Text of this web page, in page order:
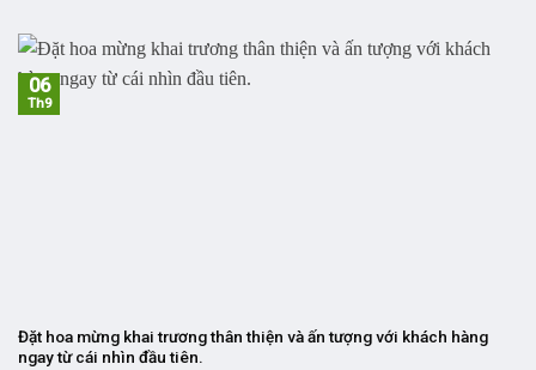
Đặt hoa mừng khai trương thân thiện và ấn tượng với khách hàng
ngay từ cái nhìn đầu tiên.
06
Th9